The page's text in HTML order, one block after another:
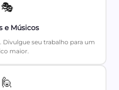
🎭
e Músicos
Divulgue seu trabalho para um
maior.
🙋